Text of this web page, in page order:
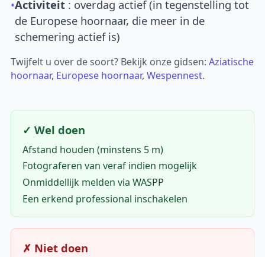
•Activiteit : overdag actief (in tegenstelling tot
de Europese hoornaar, die meer in de
schemering actief is)
Twijfelt u over de soort? Bekijk onze gidsen:Aziatische
hoornaar, Europese hoornaar,Wespennest.
✓ Wel doen
Afstand houden (minstens 5 m)
Fotograferen van veraf indien mogelijk
Onmiddellijk melden via WASPP
Een erkend professional inschakelen
✗ Niet doen